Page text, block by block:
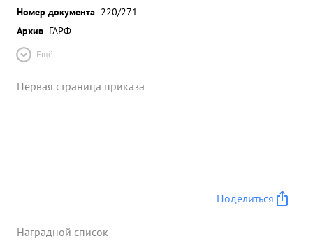
Номер документа 220/271
Архив ГАРФ
Ещё
Первая страница приказа
Поделиться
Наградной список